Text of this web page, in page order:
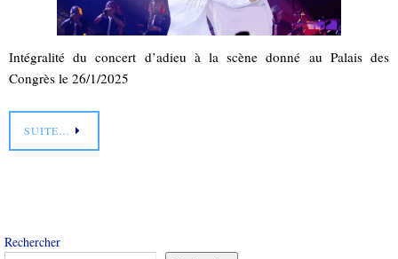
Intégralité du concert d’adieu à la scène donné au Palais des
Congrès le 26/1/2025
SUITE…
Rechercher